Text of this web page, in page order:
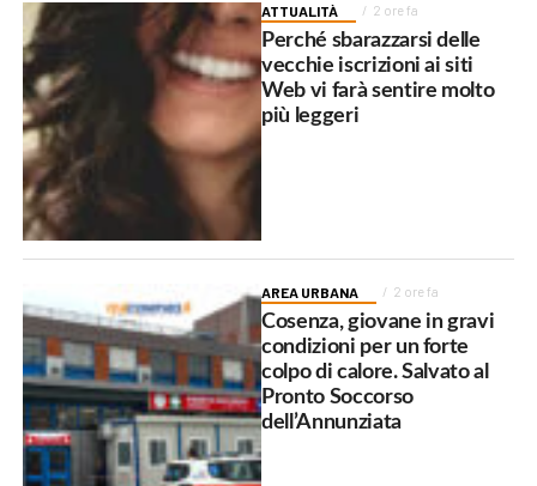
ATTUALITÀ 2 ore fa
Perché sbarazzarsi delle
vecchie iscrizioni ai siti
Web vi farà sentire molto
più leggeri
AREA URBANA 2 ore fa
Cosenza, giovane in gravi
condizioni per un forte
colpo di calore. Salvato al
Pronto Soccorso
dell’Annunziata